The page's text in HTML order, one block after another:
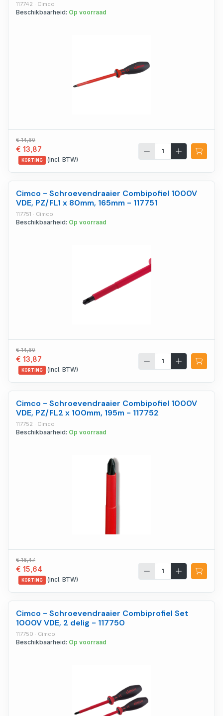
117742 · Cimco
Beschikbaarheid: Op voorraad
€ 14,60
€ 13,87
KORTING (incl. BTW)
Cimco - Schroevendraaier Combipofiel 1000V
VDE, PZ/FL1 x 80mm, 165mm - 117751
117751 · Cimco
Beschikbaarheid: Op voorraad
€ 14,60
€ 13,87
KORTING (incl. BTW)
Cimco - Schroevendraaier Combipofiel 1000V
VDE, PZ/FL2 x 100mm, 195m - 117752
117752 · Cimco
Beschikbaarheid: Op voorraad
€ 16,47
€ 15,64
KORTING (incl. BTW)
Cimco - Schroevendraaier Combiprofiel Set
1000V VDE, 2 delig - 117750
117750 · Cimco
Beschikbaarheid: Op voorraad